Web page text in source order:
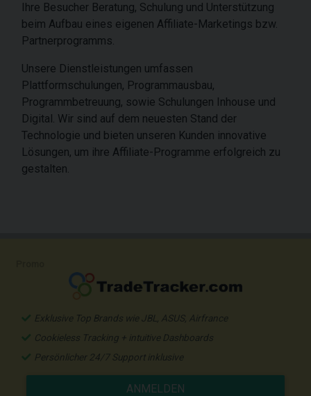
Ihre Besucher Beratung, Schulung und Unterstützung
beim Aufbau eines eigenen Affiliate-Marketings bzw.
Partnerprogramms.
Unsere Dienstleistungen umfassen
Plattformschulungen, Programmausbau,
Programmbetreuung, sowie Schulungen Inhouse und
Digital. Wir sind auf dem neuesten Stand der
Technologie und bieten unseren Kunden innovative
Lösungen, um ihre Affiliate-Programme erfolgreich zu
gestalten.
Exklusive Top Brands wie JBL, ASUS, Airfrance
Cookieless Tracking + intuitive Dashboards
Persönlicher 24/7 Support inklusive
ANMELDEN